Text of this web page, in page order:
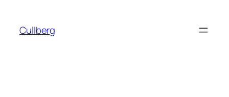
innehåll
Cullberg